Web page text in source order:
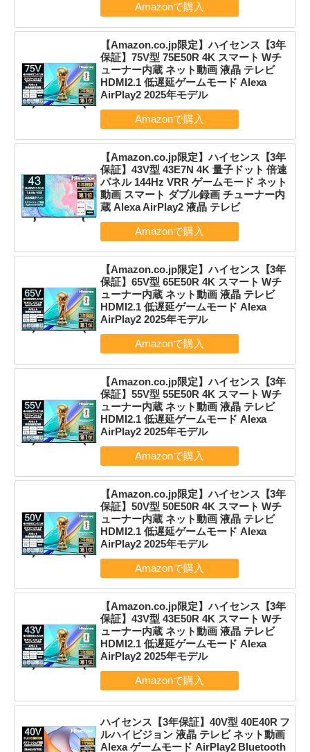
【Amazon.co.jp限定】ハイセンス【3年
保証】75V型 75E50R 4K スマート Wチ
ューナー内蔵 ネット動画 液晶 テレビ
HDMI2.1 低遅延ゲームモード Alexa
AirPlay2 2025年モデル
【Amazon.co.jp限定】ハイセンス【3年
保証】43V型 43E7N 4K 量子ドット 倍速
パネル 144Hz VRR ゲームモード ネット
動画 スマート ダブル録画 チューナー内
蔵 Alexa AirPlay2 液晶 テレビ
【Amazon.co.jp限定】ハイセンス【3年
保証】65V型 65E50R 4K スマート Wチ
ューナー内蔵 ネット動画 液晶 テレビ
HDMI2.1 低遅延ゲームモード Alexa
AirPlay2 2025年モデル
【Amazon.co.jp限定】ハイセンス【3年
保証】55V型 55E50R 4K スマート Wチ
ューナー内蔵 ネット動画 液晶 テレビ
HDMI2.1 低遅延ゲームモード Alexa
AirPlay2 2025年モデル
【Amazon.co.jp限定】ハイセンス【3年
保証】50V型 50E50R 4K スマート Wチ
ューナー内蔵 ネット動画 液晶 テレビ
HDMI2.1 低遅延ゲームモード Alexa
AirPlay2 2025年モデル
【Amazon.co.jp限定】ハイセンス【3年
保証】43V型 43E50R 4K スマート Wチ
ューナー内蔵 ネット動画 液晶 テレビ
HDMI2.1 低遅延ゲームモード Alexa
AirPlay2 2025年モデル
ハイセンス【3年保証】40V型 40E40R フ
ルハイビジョン 液晶 テレビ ネット動画
Alexa ゲームモード AirPlay2 Bluetooth